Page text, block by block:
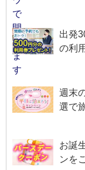
出発
の利
週末
選で
お誕
ンを